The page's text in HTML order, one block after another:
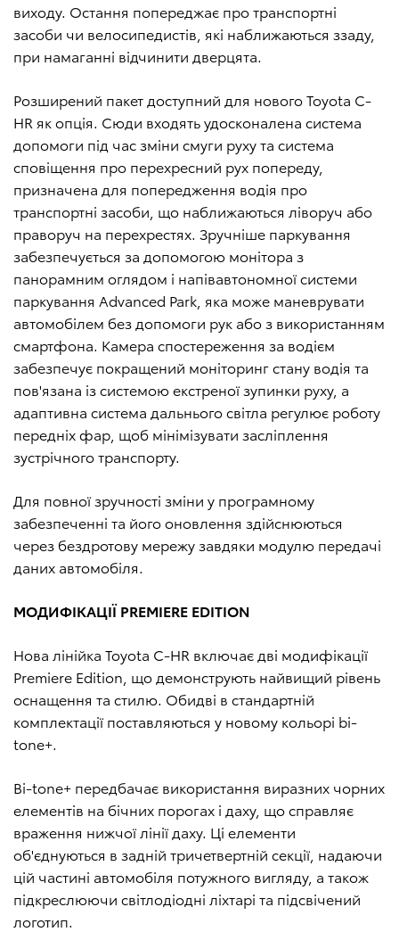
виходу. Остання попереджає про транспортні
засоби чи велосипедистів, які наближаються ззаду,
при намаганні відчинити дверцята.
Розширений пакет доступний для нового Toyota C-
HR як опція. Сюди входять удосконалена система
допомоги під час зміни смуги руху та система
сповіщення про перехресний рух попереду,
призначена для попередження водія про
транспортні засоби, що наближаються ліворуч або
праворуч на перехрестях. Зручніше паркування
забезпечується за допомогою монітора з
панорамним оглядом і напівавтономної системи
паркування Advanced Park, яка може маневрувати
автомобілем без допомоги рук або з використанням
смартфона. Камера спостереження за водієм
забезпечує покращений моніторинг стану водія та
пов'язана із системою екстреної зупинки руху, а
адаптивна система дальнього світла регулює роботу
передніх фар, щоб мінімізувати засліплення
зустрічного транспорту.
Для повної зручності зміни у програмному
забезпеченні та його оновлення здійснюються
через бездротову мережу завдяки модулю передачі
даних автомобіля.
МОДИФІКАЦІЇ PREMIERE EDITION
Нова лінійка Toyota C-HR включає дві модифікації
Premiere Edition, що демонструють найвищий рівень
оснащення та стилю. Обидві в стандартній
комплектації поставляються у новому кольорі bi-
tone+.
Bi-tone+ передбачає використання виразних чорних
елементів на бічних порогах і даху, що справляє
враження нижчої лінії даху. Ці елементи
об'єднуються в задній тричетвертній секції, надаючи
цій частині автомобіля потужного вигляду, а також
підкреслюючи світлодіодні ліхтарі та підсвічений
логотип.